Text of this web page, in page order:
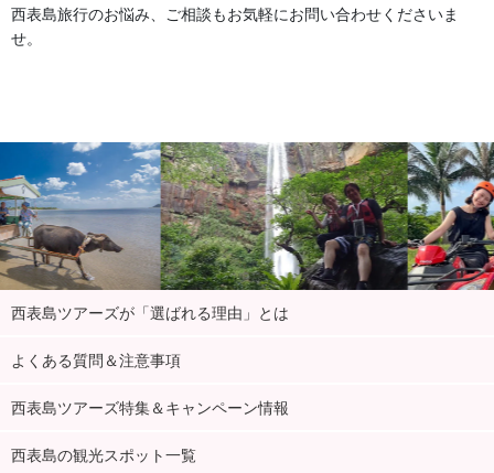
西表島旅行のお悩み、ご相談もお気軽にお問い合わせくださいま
せ。
西表島ツアーズが「選ばれる理由」とは
よくある質問＆注意事項
西表島ツアーズ特集＆キャンペーン情報
西表島の観光スポット一覧